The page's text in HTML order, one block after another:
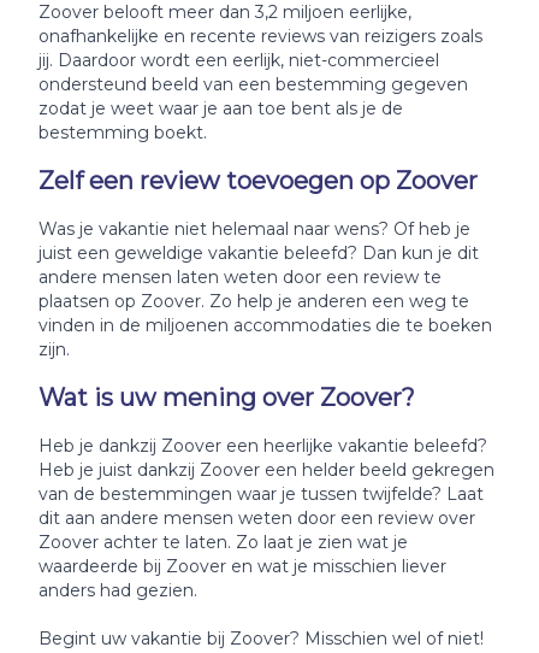
Zoover belooft meer dan 3,2 miljoen eerlijke,
onafhankelijke en recente reviews van reizigers zoals
jij. Daardoor wordt een eerlijk, niet-commercieel
ondersteund beeld van een bestemming gegeven
zodat je weet waar je aan toe bent als je de
bestemming boekt.
Zelf een review toevoegen op Zoover
Was je vakantie niet helemaal naar wens? Of heb je
juist een geweldige vakantie beleefd? Dan kun je dit
andere mensen laten weten door een review te
plaatsen op Zoover. Zo help je anderen een weg te
vinden in de miljoenen accommodaties die te boeken
zijn.
Wat is uw mening over Zoover?
Heb je dankzij Zoover een heerlijke vakantie beleefd?
Heb je juist dankzij Zoover een helder beeld gekregen
van de bestemmingen waar je tussen twijfelde? Laat
dit aan andere mensen weten door een review over
Zoover achter te laten. Zo laat je zien wat je
waardeerde bij Zoover en wat je misschien liever
anders had gezien.
Begint uw vakantie bij Zoover? Misschien wel of niet!